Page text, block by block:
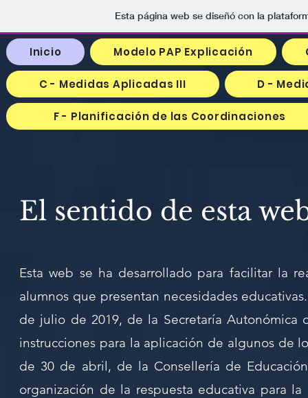
Esta página web se diseñó con la
El sentido de esta
Esta web se ha desarrollado para facilitar la
alumnos que presentan necesidades
de julio de 2019, de la Secretaría Autonómica
instrucciones para la aplicación de algunos de
de 30 de abril, de la Consellería de
organización de la respuesta educativa para
Inicio Modelo PAP Explicación
C - Medidas Aplicadas III D -
F - Planificación de las Coordinaciones